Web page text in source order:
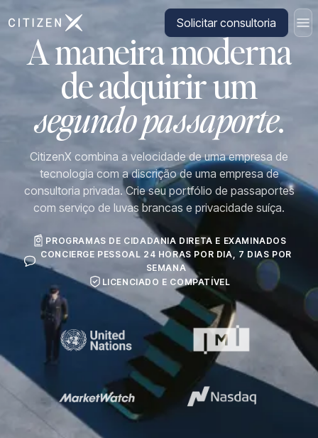
Ir para a página inicial da CitizenX Solicitar consultoria
A maneira moderna
de adquirir um
segundo passaporte.
CitizenX combina a velocidade de uma empresa de
tecnologia com a discrição de uma empresa de
consultoria privada. Crie seu portfólio de passaportes
com serviço de luvas brancas e privacidade suíça.
PROGRAMAS DE CIDADANIA DIRETA E EXAMINADOS
CONCIERGE PESSOAL 24 HORAS POR DIA, 7 DIAS POR
SEMANA
LICENCIADO E COMPATÍVEL